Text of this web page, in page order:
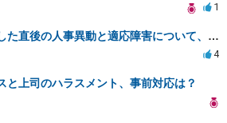
1
業務改善を提案した直後の人事異動と適応障害について、法的に問題があるか相談したいです。
4
と上司のハラスメント、事前対応は？